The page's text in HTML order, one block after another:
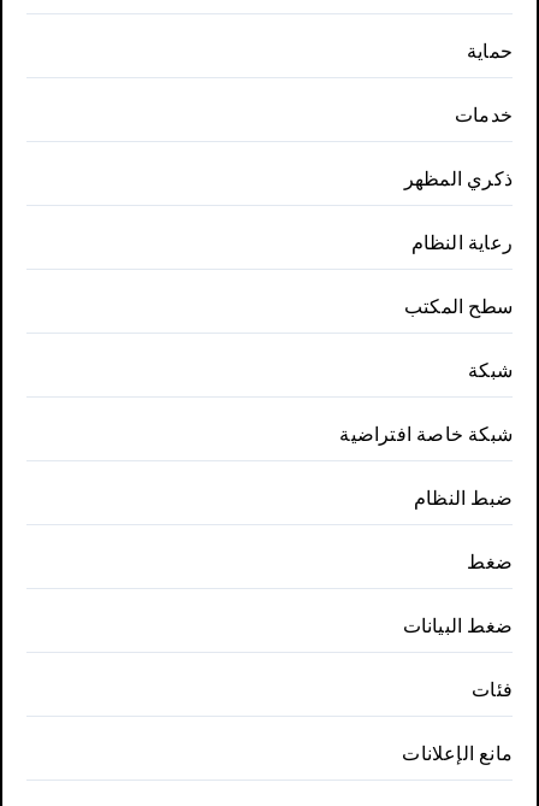
حماية
خدمات
ذكري المظهر
رعاية النظام
سطح المكتب
شبكة
شبكة خاصة افتراضية
ضبط النظام
ضغط
ضغط البيانات
فئات
مانع الإعلانات